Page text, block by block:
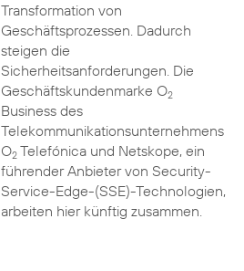
Transformation von
Geschäftsprozessen. Dadurch
steigen die
Sicherheitsanforderungen. Die
Geschäftskundenmarke O2
Business des
Telekommunikationsunternehmens
O2Telefónica und Netskope, ein
führender Anbieter von Security-
Service-Edge-(SSE)-Technologien,
arbeiten hier künftig zusammen.